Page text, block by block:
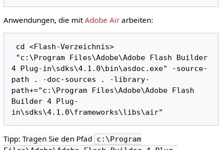
Anwendungen, die mitAdobe Airarbeiten:
4 Plug-in\sdks\4.1.0\bin\asdoc.exe" -source-
path . -doc-sources . -library-
path+="c:\Program Files\Adobe\Adobe Flash
Builder 4 Plug-
Tipp: Tragen Sie den Pfad
c:\Program